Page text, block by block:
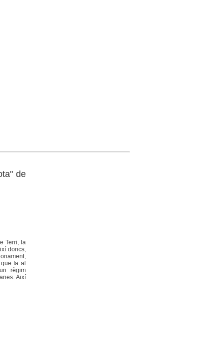
de
Terri, la
doncs,
fa al
règim
Així